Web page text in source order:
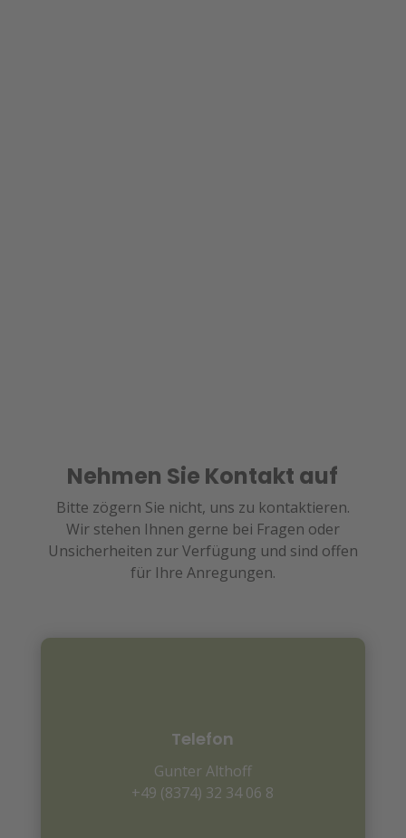
Nehmen Sie Kontakt auf
Bitte zögern Sie nicht, uns zu kontaktieren.
Wir stehen Ihnen gerne bei Fragen oder
Unsicherheiten zur Verfügung und sind offen
für Ihre Anregungen.
Telefon
Gunter Althoff
+49 (8374) 32 34 06 8